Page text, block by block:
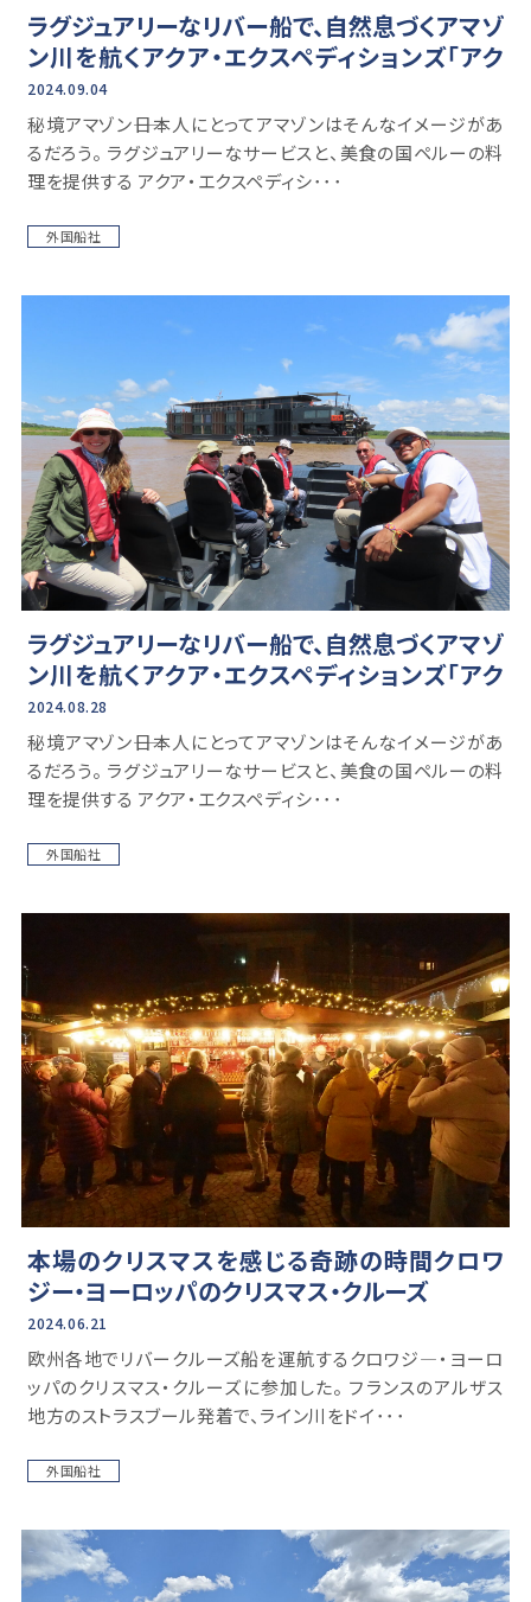
ラグジュアリーなリバー船で、自然息づくアマゾ
ン川を航くアクア・エクスペディションズ「アク
ア・ネラ」乗船記【後編】
2024.09.04
秘境アマゾン――日本人にとってアマゾンはそんなイメージがあ
るだろう。 ラグジュアリーなサービスと、美食の国ペルーの料
理を提供する アクア・エクスペディシ･･･
外国船社
ラグジュアリーなリバー船で、自然息づくアマゾ
ン川を航くアクア・エクスペディションズ「アク
ア・ネラ」乗船記【前編】
2024.08.28
秘境アマゾン――日本人にとってアマゾンはそんなイメージがあ
るだろう。 ラグジュアリーなサービスと、美食の国ペルーの料
理を提供する アクア・エクスペディシ･･･
外国船社
本場のクリスマスを感じる奇跡の時間クロワ
ジー・ヨーロッパのクリスマス・クルーズ
2024.06.21
欧州各地でリバークルーズ船を運航するクロワジ―・ヨーロ
ッパのクリスマス・クルーズに参加した。 フランスのアルザス
地方のストラスブール発着で、ライン川をドイ･･･
外国船社